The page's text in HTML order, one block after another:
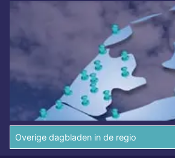
Overige dagbladen in de regio